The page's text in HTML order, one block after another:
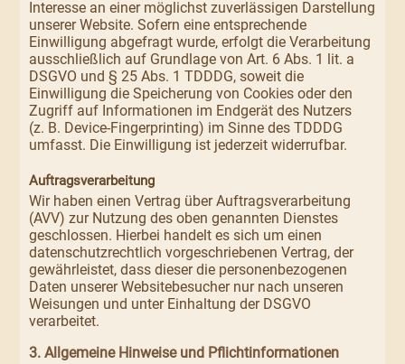
Interesse an einer möglichst zuverlässigen Darstellung
unserer Website. Sofern eine entsprechende
Einwilligung abgefragt wurde, erfolgt die Verarbeitung
ausschließlich auf Grundlage von Art. 6 Abs. 1 lit. a
DSGVO und § 25 Abs. 1 TDDDG, soweit die
Einwilligung die Speicherung von Cookies oder den
Zugriff auf Informationen im Endgerät des Nutzers
(z. B. Device-Fingerprinting) im Sinne des TDDDG
umfasst. Die Einwilligung ist jederzeit widerrufbar.
Auftragsverarbeitung
Wir haben einen Vertrag über Auftragsverarbeitung
(AVV) zur Nutzung des oben genannten Dienstes
geschlossen. Hierbei handelt es sich um einen
datenschutzrechtlich vorgeschriebenen Vertrag, der
gewährleistet, dass dieser die personenbezogenen
Daten unserer Websitebesucher nur nach unseren
Weisungen und unter Einhaltung der DSGVO
verarbeitet.
3. Allgemeine Hinweise und Pflicht­informationen